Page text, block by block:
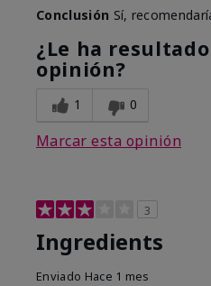
Conclusión Sí,
¿Le ha
opinión?
1 0
Marcar esta opinión
3
Ingredients
Enviado Hace 1 mes